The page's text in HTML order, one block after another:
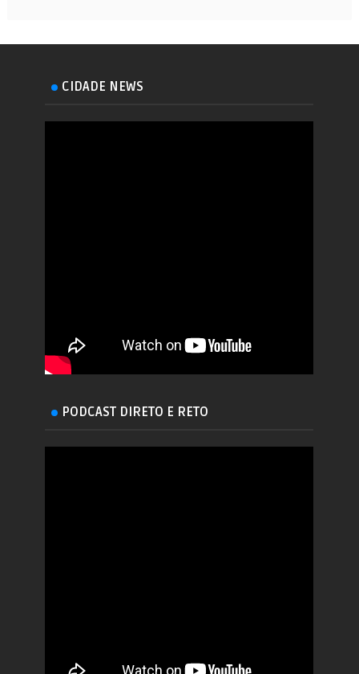
CIDADE NEWS
PODCAST DIRETO E RETO